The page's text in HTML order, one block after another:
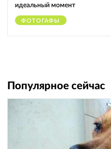
идеальный момент
ФОТОГАФЫ
Популярное сейчас